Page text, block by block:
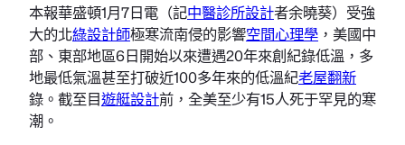
本報華盛頓1月7日電（記中醫診所設計者余曉葵）受強
大的北綠設計師極寒流南侵的影響空間心理學 ，美國中
部、東部地區6日開始以來遭遇20年來創紀錄低溫，多
地最低氣溫甚至打破近100多年來的低溫紀老屋翻新
錄。截至目遊艇設計前，全美至少有15人死于罕見的寒
潮。